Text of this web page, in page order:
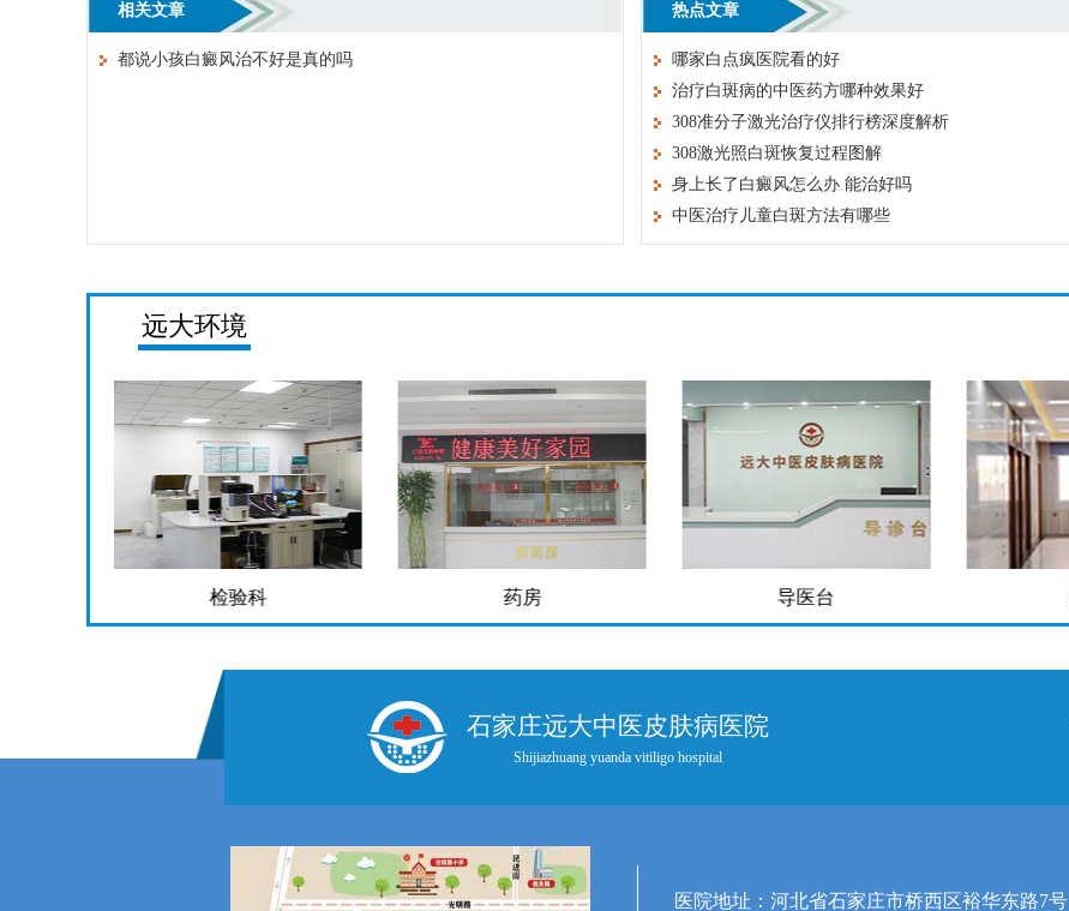
相关文章
都说小孩白癜风治不好是真的吗
热点文章
哪家白点疯医院看的好
治疗白斑病的中医药方哪种效果好
308准分子激光治疗仪排行榜深度解析
308激光照白斑恢复过程图解
身上长了白癜风怎么办 能治好吗
中医治疗儿童白斑方法有哪些
远大环境
检验科 药房 导医台
石家庄远大中医皮肤病医院
Shijiazhuang yuanda vitiligo hospital
医院地址：河北省石家庄市桥西区裕华东路7号